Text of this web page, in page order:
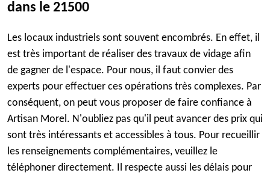
dans le 21500
Les locaux industriels sont souvent encombrés. En effet, il
est très important de réaliser des travaux de vidage afin
de gagner de l'espace. Pour nous, il faut convier des
experts pour effectuer ces opérations très complexes. Par
conséquent, on peut vous proposer de faire confiance à
Artisan Morel. N'oubliez pas qu'il peut avancer des prix qui
sont très intéressants et accessibles à tous. Pour recueillir
les renseignements complémentaires, veuillez le
téléphoner directement. Il respecte aussi les délais pour